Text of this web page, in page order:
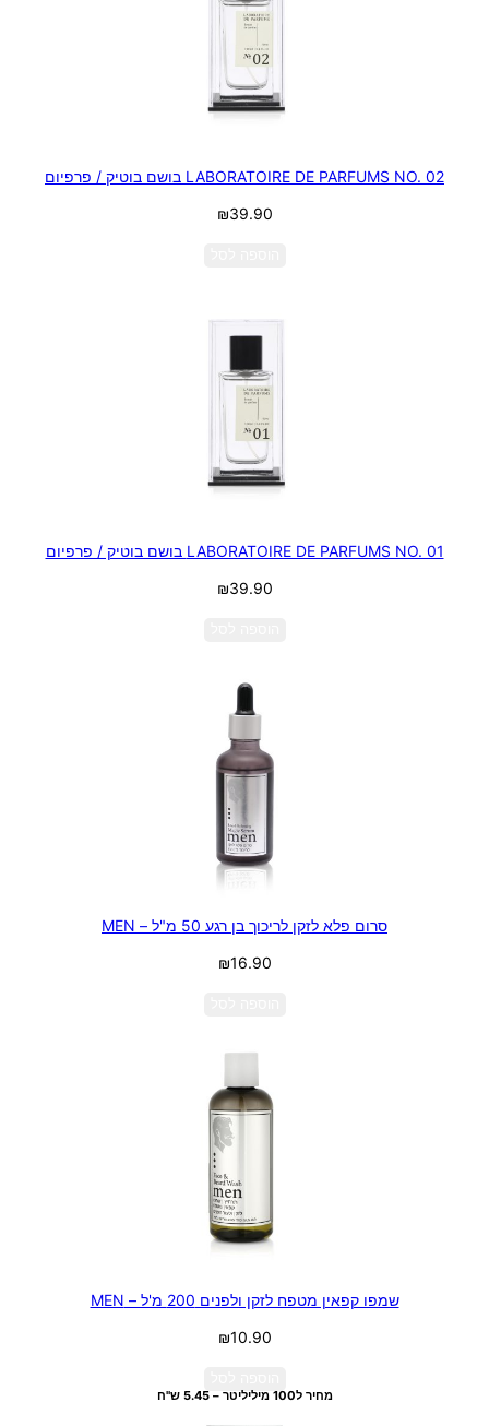
LABORATOIRE DE PARFUMS NO. 02 בושם בוטיק / פרפיום
₪39.90
LABORATOIRE DE PARFUMS NO. 01 בושם בוטיק / פרפיום
₪39.90
סרום פלא לזקן לריכוך בן רגע 50 מ"ל – MEN
₪16.90
שמפו קפאין מטפח לזקן ולפנים 200 מ'ל – MEN
₪10.90
מחיר ל100 מיליליטר – 5.45 ש"ח